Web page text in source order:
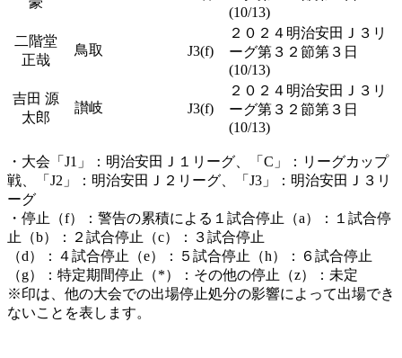
(10/13)
二階堂
正哉
鳥取 J3(f)
２０２４明治安田Ｊ３リ
ーグ第３２節第３日
(10/13)
吉田 源
太郎
讃岐 J3(f)
２０２４明治安田Ｊ３リ
ーグ第３２節第３日
(10/13)
・大会「J1」：明治安田Ｊ１リーグ、「C」：リーグカップ
戦、「J2」：明治安田Ｊ２リーグ、「J3」：明治安田Ｊ３リ
ーグ
・停止（f）：警告の累積による１試合停止（a）：１試合停
止（b）：２試合停止（c）：３試合停止
（d）：４試合停止（e）：５試合停止（h）：６試合停止
（g）：特定期間停止（*）：その他の停止（z）：未定
※印は、他の大会での出場停止処分の影響によって出場でき
ないことを表します。